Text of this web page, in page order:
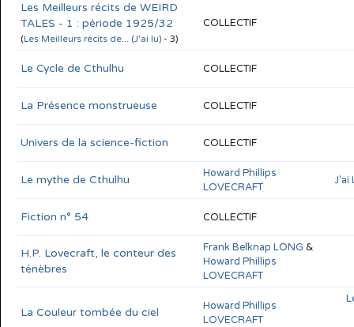
Les Meilleurs récits de WEIRD
TALES - 1 : période 1925/32
(Les Meilleurs récits de... (J'ai lu) - 3)
COLLECTIF
Le Cycle de Cthulhu COLLECTIF
La Présence monstrueuse COLLECTIF
Univers de la science-fiction COLLECTIF
Le mythe de Cthulhu
Howard Phillips
LOVECRAFT
J'ai
Fiction n° 54 COLLECTIF
H.P. Lovecraft, le conteur des
ténèbres
Frank Belknap LONG &
Howard Phillips
LOVECRAFT
La Couleur tombée du ciel
Howard Phillips
LOVECRAFT